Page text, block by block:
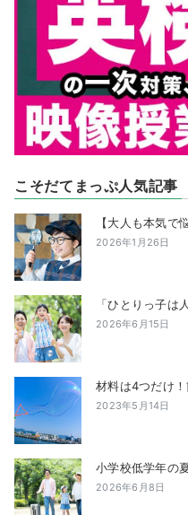
こそだてまっぷ人気記事
【大人も本気
2026年1月26日
「ひとりっ子は
2026年6月15日
材料は4つだけ
2023年5月14日
小学校低学年の
2026年6月8日